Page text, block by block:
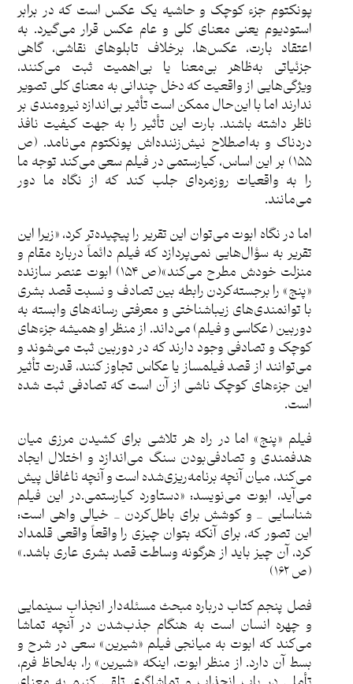
پونکتوم جزء کوچک و حاشیه یک عکس است که در برابر
استودیوم یعنی معنای کلی و عام عکس قرار می‌گیرد. به
اعتقاد بارت، عکس‌ها، برخلاف تابلوهای نقاشی، گاهی
جزئیاتی به‌ظاهر بی‌معنا یا بی‌اهمیت ثبت می‌کنند،
ویژگی‌هایی از واقعیت که دخل چندانی به معنای کلی تصویر
ندارند اما با این‌حال ممکن است تأثیر بی‌اندازه نیرومندی بر
ناظر داشته باشند. بارت این تأثیر را به جهت کیفیت نافذ
دردناک و به‌اصطلاح نیش‌زننده‌اش پونکتوم می‌نامد. (ص
١۵۵) بر این اساس، کیارستمی در فیلم سعی می‌کند توجه ما
را به واقعیات روزمره‌ای جلب کند که از نگاه ما دور
می‌مانند.
اما در نگاه ابوت می‌توان این تقریر را پیچیده‌تر کرد، «زیرا این
تقریر به سؤال‌هایی نمی‌پردازد که فیلم دائماً درباره مقام و
منزلت خودش مطرح می‌کند»(ص ١۵۴) ابوت عنصر سازنده
«پنج» را برجسته‌کردن رابطه بین تصادف و نسبت قصد بشری
با توانمندی‌های زیباشناختی و معرفتی رسانه‌های وابسته به
دوربین (عکاسی و فیلم) می‌داند. از منظر او همیشه جزءهای
کوچک و تصادفی وجود دارند که در دوربین ثبت می‌شوند و
می‌توانند از قصد فیلمساز یا عکاس تجاوز کنند، قدرت تأثیر
این جزءهای کوچک ناشی از آن است که تصادفی ثبت شده
است.
فیلم «پنج» اما در راه هر تلاشی برای کشیدن مرزی میان
هدفمندی و تصادفی‌بودن سنگ می‌اندازد و اختلال ایجاد
می‌کند، میان آنچه برنامه‌ریزی‌شده است و آنچه ناغافل پیش
می‌آید، ابوت می‌نویسد: «دستاورد کیارستمی.در این فیلم
شناسایی _ و کوشش برای باطل‌کردن _ خیالی واهی است:
این تصور که، برای آنکه بتوان چیزی را واقعاً واقعی قلمداد
کرد، آن چیز باید از هرگونه وساطت قصد بشری عاری باشد.»
(ص ١۶٢)
فصل پنجم کتاب درباره مبحث مسئله‌دار انجذاب سینمایی
و چهره انسان است به هنگام جذب‌شدن در آنچه تماشا
می‌کند که ابوت به میانجی فیلم «شیرین» سعی در شرح و
بسط آن دارد. از منظر ابوت، اینکه «شیرین» را، به‌لحاظ فرم،